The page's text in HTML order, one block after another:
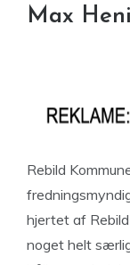
Max
Rebild
hjertet af
noget helt